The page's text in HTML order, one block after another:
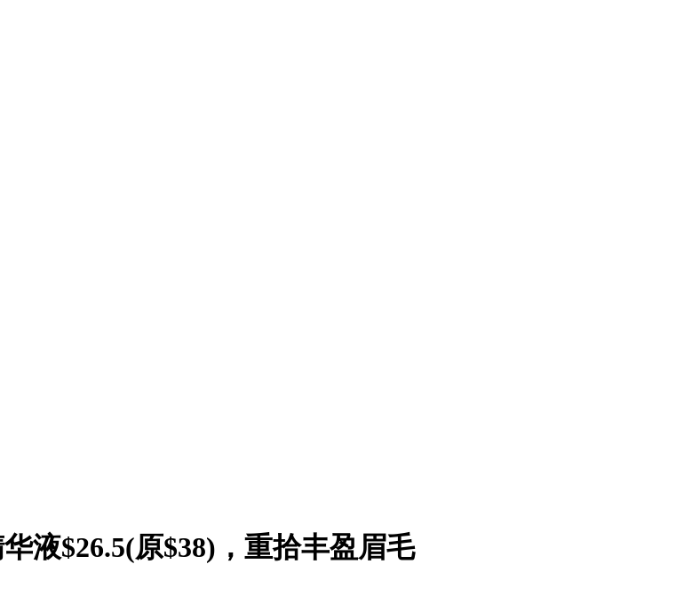
液$26.5(原$38)，重拾丰盈眉毛